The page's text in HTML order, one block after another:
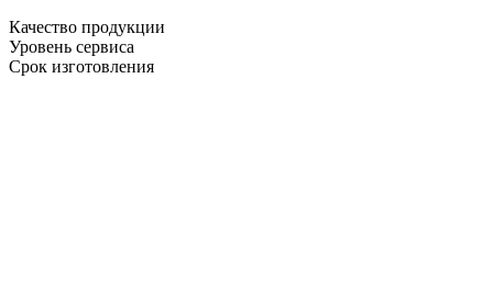
Качество продукции
Уровень сервиса
Срок изготовления